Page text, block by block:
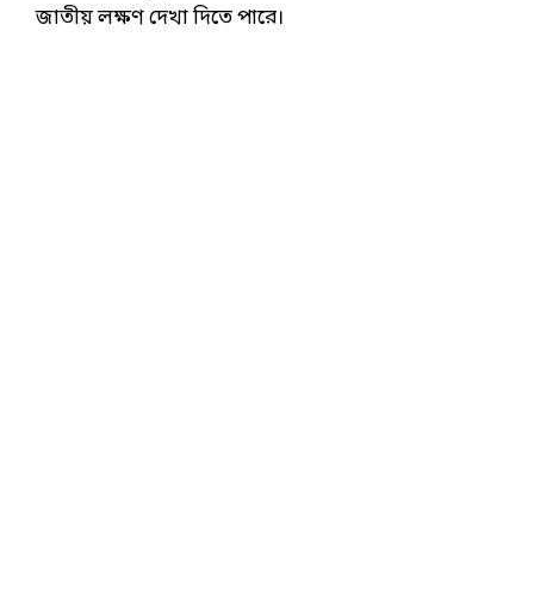
জাতীয় লক্ষণ দেখা দিতে পারে।